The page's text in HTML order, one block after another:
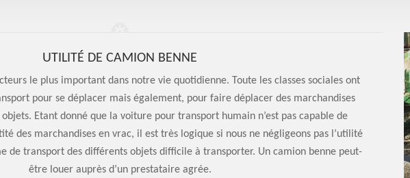
UTILITÉ DE CAMION BENNE
le plus important dans notre vie quotidienne. Toute les classes sociales ont
pour se déplacer mais également, pour faire déplacer des marchandises
objets. Etant donné que la voiture pour transport humain n’est pas capable de
des marchandises en vrac, il est très logique si nous ne négligeons pas l’utilité
de transport des différents objets difficile à transporter. Un camion benne peut-
être louer auprès d’un prestataire agrée.